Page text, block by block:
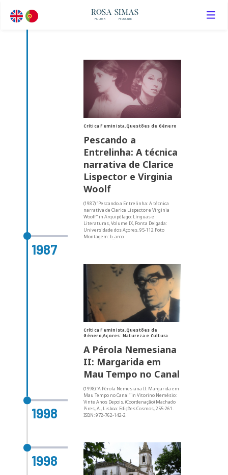
MIGRANTE
ROSA SIMAS
MULHER
1987
Crítica Feminista,Questões de Género
Pescando a
Entrelinha: A técnica
narrativa de Clarice
Lispector e Virginia
Woolf
(1987) “Pescando a Entrelinha: A técnica
narrativa de Clarice Lispector e Virginia
Woolf” in Arquipélago: Línguas e
Literaturas, Volume IX, Ponta Delgada:
Universidade dos Açores, 95-112 Foto
Montagem: b_arco
1998
Crítica Feminista,Questões de
Género,Açores: Natureza e Cultura
A Pérola Nemesiana
II: Margarida em
Mau Tempo no Canal
(1998) “A Pérola Nemesiana II: Margarida em
Mau Tempo no Canal” in Vitorino Nemésio:
Vinte Anos Depois, (Coordenação) Machado
Pires, A., Lisboa: Edições Cosmos, 255-261.
ISBN: 972-762-142-2
1998